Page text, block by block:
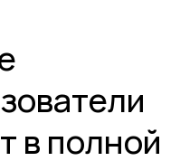
в полной